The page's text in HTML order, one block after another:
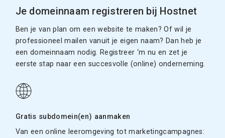
Je domeinnaam registreren bij Hostnet
Ben je van plan om een website te maken? Of wil je
professioneel mailen vanuit je eigen naam? Dan heb je
een domeinnaam nodig. Registreer ‘m nu en zet je
eerste stap naar een succesvolle (online) onderneming.
Gratis subdomein(en) aanmaken
Van een online leeromgeving tot marketingcampagnes: